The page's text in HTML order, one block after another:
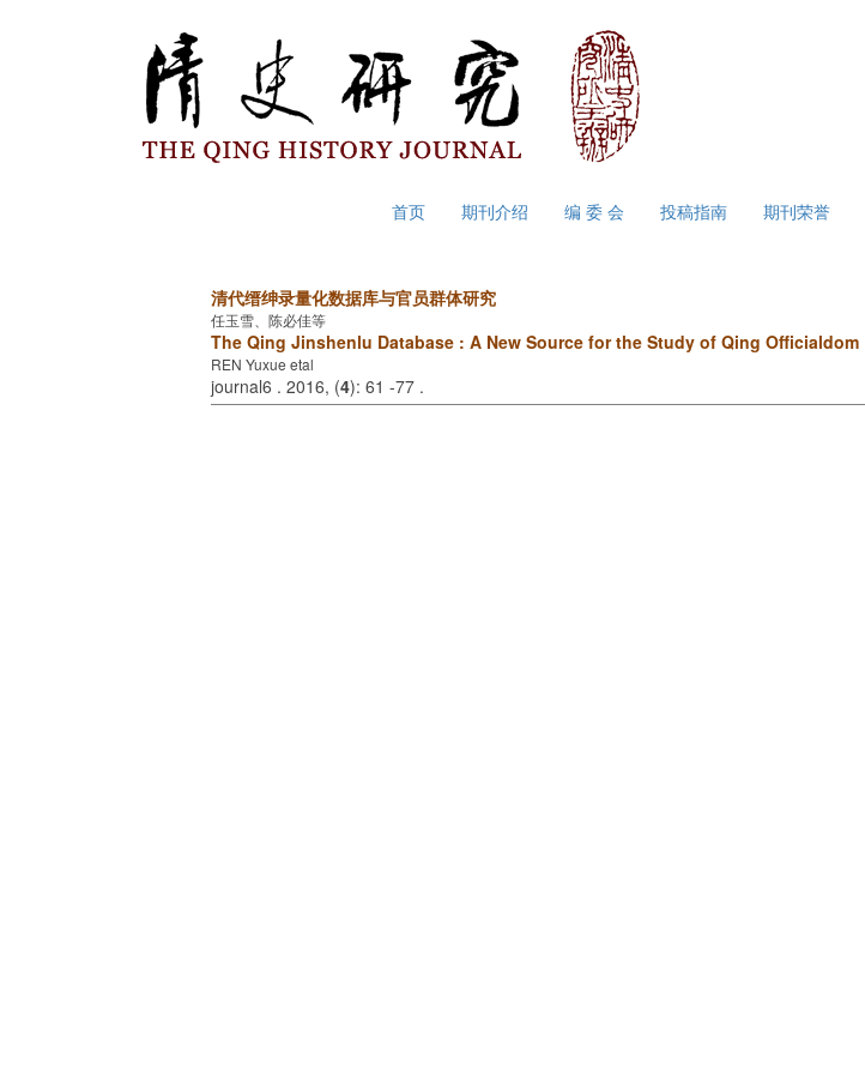
首页 期刊介绍 编 委 会 投稿指南 期刊荣誉
清代缙绅录量化数据库与官员群体研究
任玉雪、陈必佳等
The Qing Jinshenlu Database : A New Source for the Study of Qing Officialdom
REN Yuxue etal
journal6 . 2016, (4): 61 -77 .